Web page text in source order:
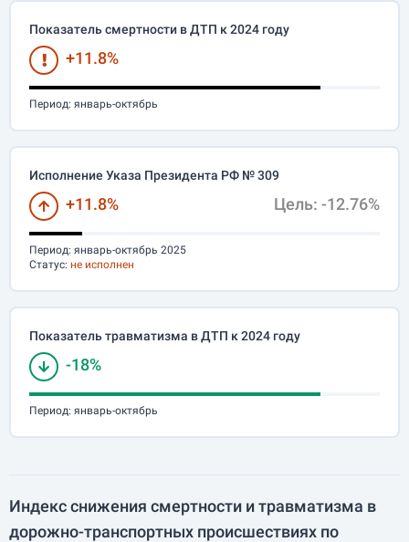
Показатель смертности в ДТП к 2024 году
+11.8%
Период: январь-октябрь
Исполнение Указа Президента РФ № 309
+11.8% Цель: -12.76%
Период: январь-октябрь 2025
Статус: не исполнен
Показатель травматизма в ДТП к 2024 году
-18%
Период: январь-октябрь
Индекс снижения смертности и травматизма в
дорожно-транспортных происшествиях по